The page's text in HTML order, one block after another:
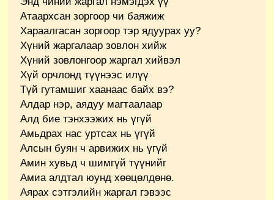
Атаархсан зоргоор чи баяжиж
Хараалгасан зоргоор тэр ядуурах уу?
Хүний жаргалаар зовлон хийж
Хүний зовлонгоор жаргал хийвэл
Хүй орчлонд түүнээс илүү
Түй гутамшиг хаанаас байх вэ?
Алдар нэр, аядуу магтаалаар
Алд бие тэнхээжих нь үгүй
Амьдрах нас уртсах нь үгүй
Алсын буян ч арвижих нь үгүй
Амин хувьд ч шимгүй түүнийг
Амиа алдтал юунд хөөцөлдөнө.
Аярах сэтгэлийн жаргал гэвээс